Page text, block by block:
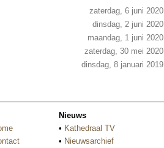
zaterdag, 6 juni 2020
dinsdag, 2 juni 2020
maandag, 1 juni 2020
zaterdag, 30 mei 2020
dinsdag, 8 januari 2019
Nieuws
• Kathedraal TV
• Nieuwsarchief